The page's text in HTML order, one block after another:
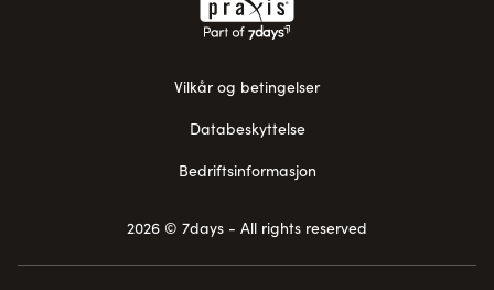
Vilkår og betingelser
Databeskyttelse
Bedriftsinformasjon
2026 © 7days - All rights reserved